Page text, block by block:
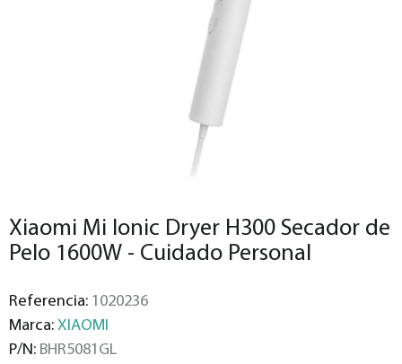
Xiaomi Mi Ionic Dryer H300 Secador de
Pelo 1600W - Cuidado Personal
Referencia: 1020236
Marca: XIAOMI
P/N: BHR5081GL